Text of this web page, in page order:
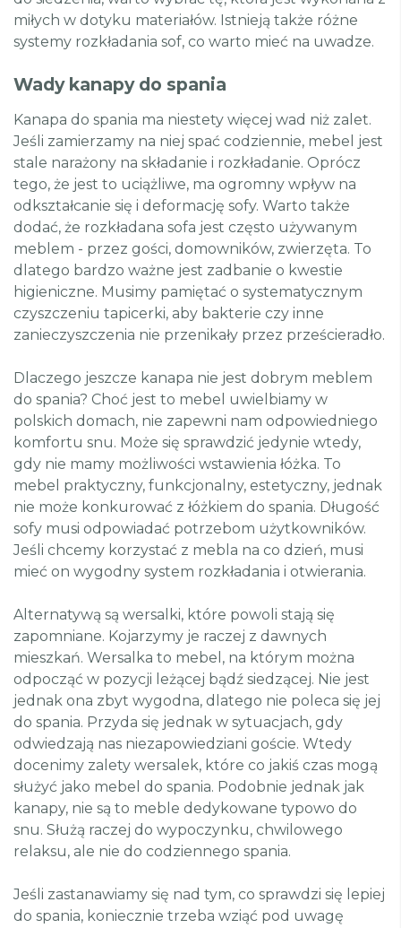
miłych w dotyku materiałów. Istnieją także różne
systemy rozkładania sof, co warto mieć na uwadze.
Wady kanapy do spania
Kanapa do spania ma niestety więcej wad niż zalet.
Jeśli zamierzamy na niej spać codziennie, mebel jest
stale narażony na składanie i rozkładanie. Oprócz
tego, że jest to uciążliwe, ma ogromny wpływ na
odkształcanie się i deformację sofy. Warto także
dodać, że rozkładana sofa jest często używanym
meblem - przez gości, domowników, zwierzęta. To
dlatego bardzo ważne jest zadbanie o kwestie
higieniczne. Musimy pamiętać o systematycznym
czyszczeniu tapicerki, aby bakterie czy inne
zanieczyszczenia nie przenikały przez prześcieradło.
Dlaczego jeszcze kanapa nie jest dobrym meblem
do spania? Choć jest to mebel uwielbiamy w
polskich domach, nie zapewni nam odpowiedniego
komfortu snu. Może się sprawdzić jedynie wtedy,
gdy nie mamy możliwości wstawienia łóżka. To
mebel praktyczny, funkcjonalny, estetyczny, jednak
nie może konkurować z łóżkiem do spania. Długość
sofy musi odpowiadać potrzebom użytkowników.
Jeśli chcemy korzystać z mebla na co dzień, musi
mieć on wygodny system rozkładania i otwierania.
Alternatywą są wersalki, które powoli stają się
zapomniane. Kojarzymy je raczej z dawnych
mieszkań. Wersalka to mebel, na którym można
odpocząć w pozycji leżącej bądź siedzącej. Nie jest
jednak ona zbyt wygodna, dlatego nie poleca się jej
do spania. Przyda się jednak w sytuacjach, gdy
odwiedzają nas niezapowiedziani goście. Wtedy
docenimy zalety wersalek, które co jakiś czas mogą
służyć jako mebel do spania. Podobnie jednak jak
kanapy, nie są to meble dedykowane typowo do
snu. Służą raczej do wypoczynku, chwilowego
relaksu, ale nie do codziennego spania.
Jeśli zastanawiamy się nad tym, co sprawdzi się lepiej
do spania, koniecznie trzeba wziąć pod uwagę